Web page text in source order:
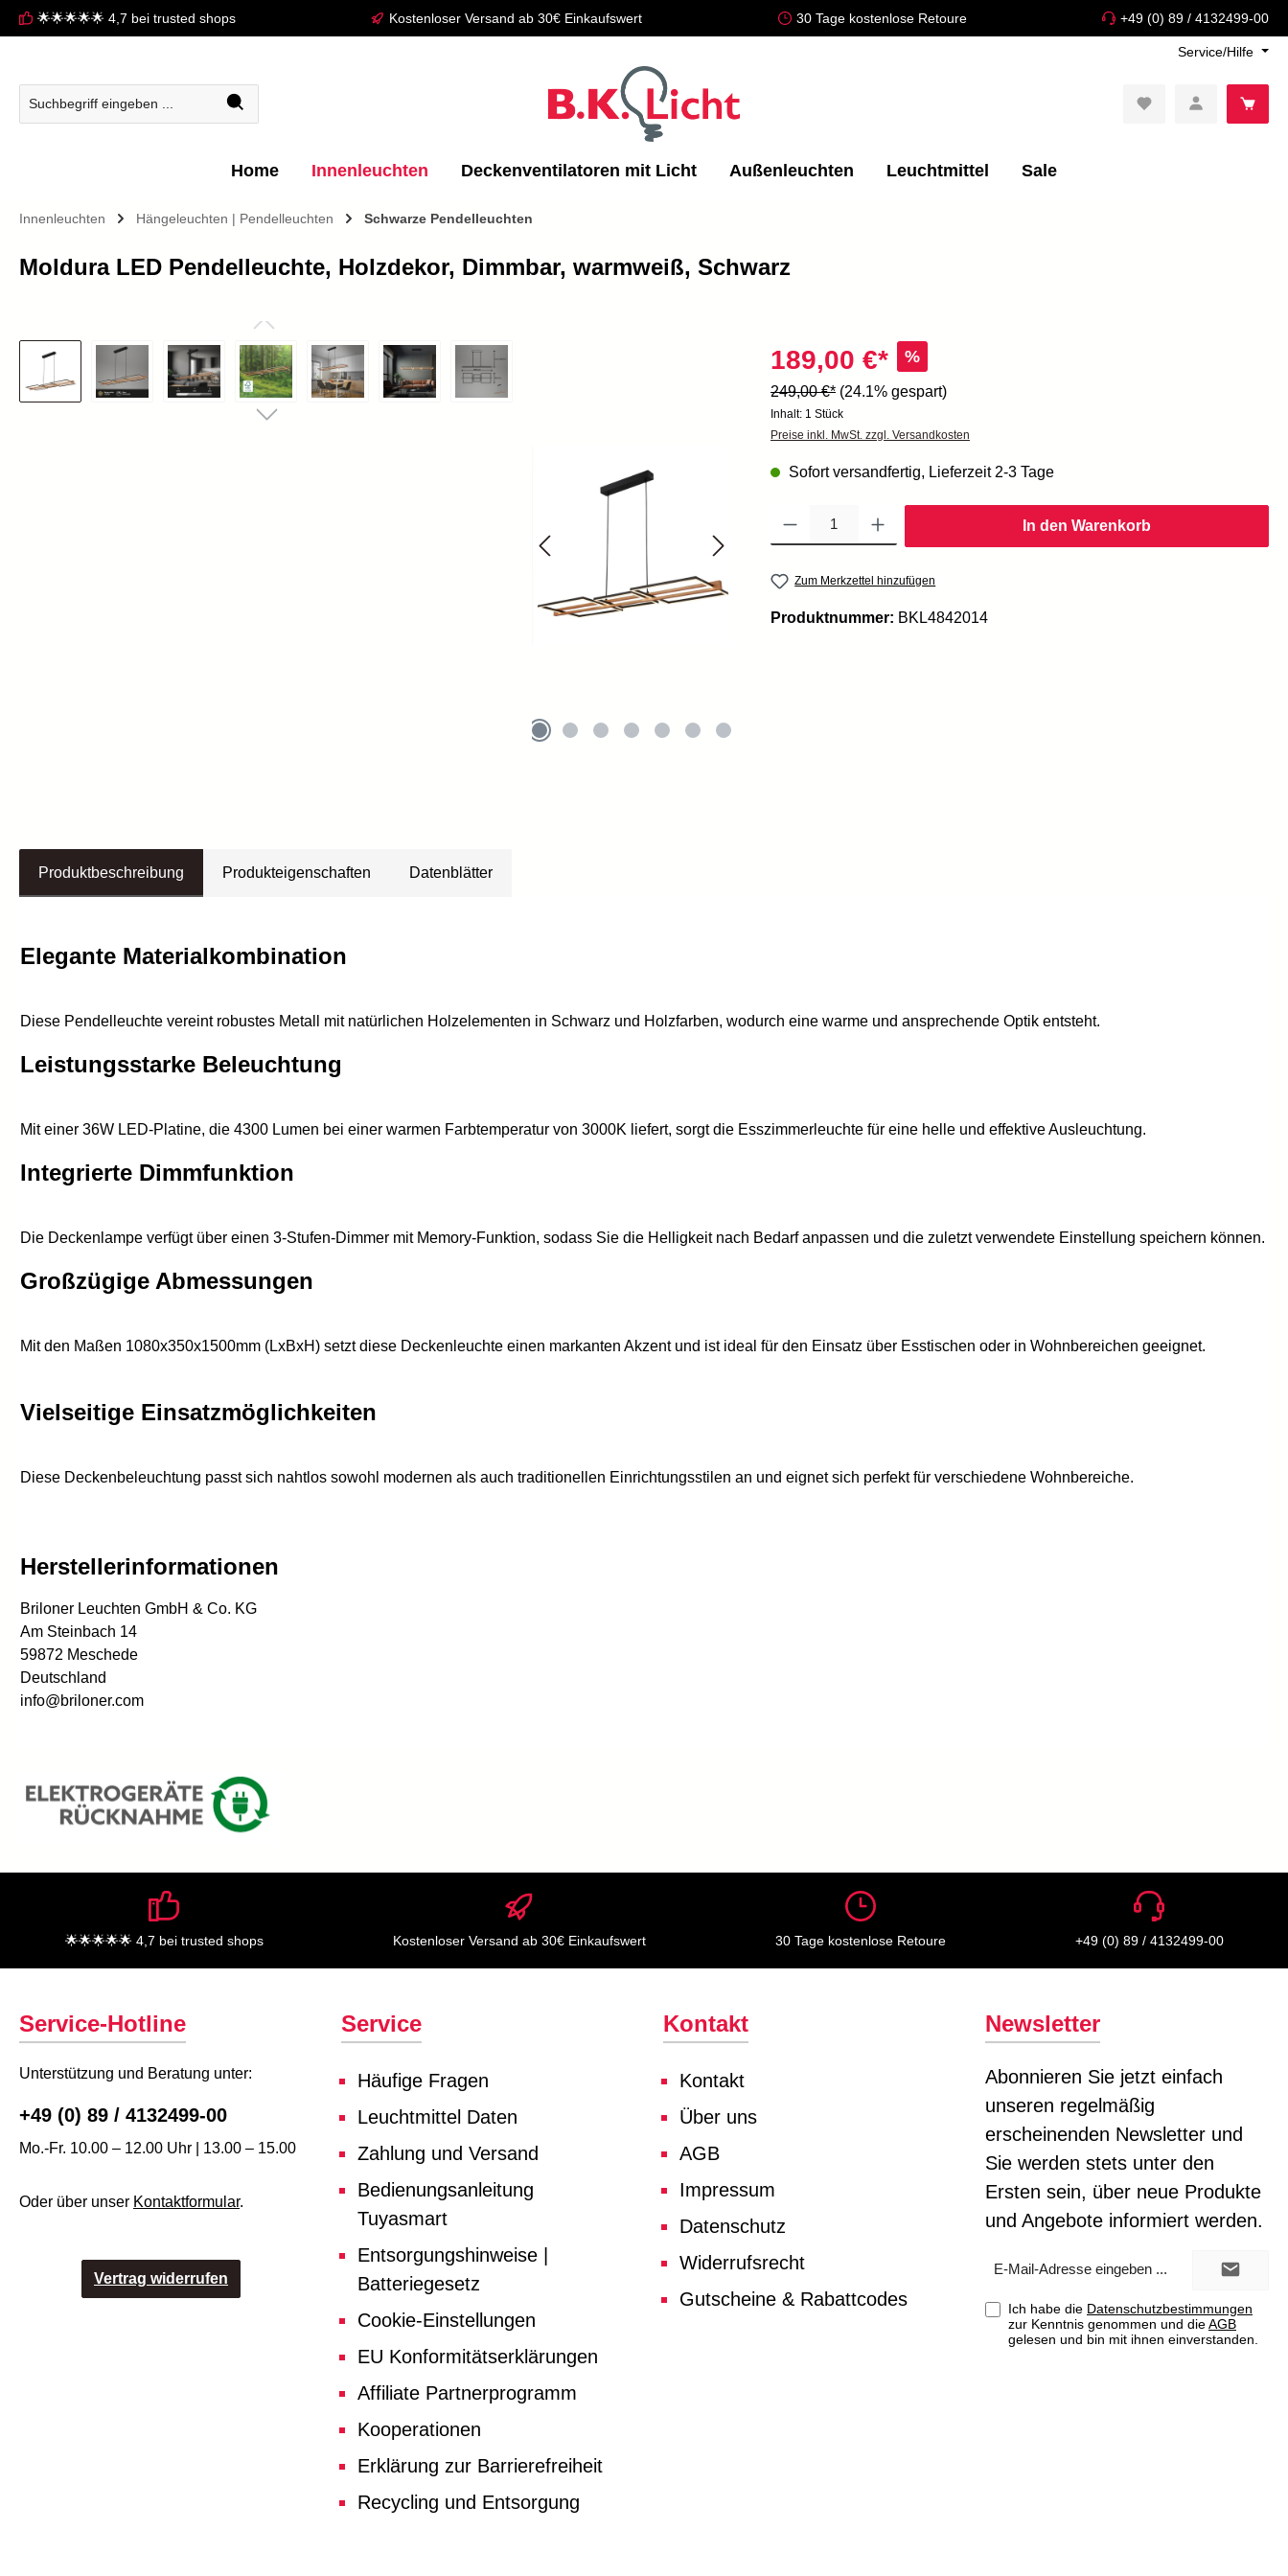
Zur Hauptnavigation springen
🌟🌟🌟🌟🌟 4,7 bei trusted shops Kostenloser Versand ab 30€ Einkaufswert 30 Tage kostenlose Retoure +49 (0) 89 / 4132499-00
Service/Hilfe
Home Innenleuchten Deckenventilatoren mit Licht Außenleuchten Leuchtmittel Sale
Innenleuchten Hängeleuchten | Pendelleuchten Schwarze Pendelleuchten
Moldura LED Pendelleuchte, Holzdekor, Dimmbar, warmweiß, Schwarz
Bildergalerie überspringen 189,00 €* %
249,00 €* (24.1% gespart)
Inhalt: 1 Stück
Preise inkl. MwSt. zzgl. Versandkosten
Sofort versandfertig, Lieferzeit 2-3 Tage
In den Warenkorb
Zum Merkzettel hinzufügen
Produktnummer: BKL4842014
Produktbeschreibung Produkteigenschaften Datenblätter
Elegante Materialkombination
Diese Pendelleuchte vereint robustes Metall mit natürlichen Holzelementen in Schwarz und Holzfarben, wodurch eine warme und ansprechende Optik entsteht.
Leistungsstarke Beleuchtung
Mit einer 36W LED-Platine, die 4300 Lumen bei einer warmen Farbtemperatur von 3000K liefert, sorgt die Esszimmerleuchte für eine helle und effektive Ausleuchtung.
Integrierte Dimmfunktion
Die Deckenlampe verfügt über einen 3-Stufen-Dimmer mit Memory-Funktion, sodass Sie die Helligkeit nach Bedarf anpassen und die zuletzt verwendete Einstellung speichern können.
Großzügige Abmessungen
Mit den Maßen 1080x350x1500mm (LxBxH) setzt diese Deckenleuchte einen markanten Akzent und ist ideal für den Einsatz über Esstischen oder in Wohnbereichen geeignet.
Vielseitige Einsatzmöglichkeiten
Diese Deckenbeleuchtung passt sich nahtlos sowohl modernen als auch traditionellen Einrichtungsstilen an und eignet sich perfekt für verschiedene Wohnbereiche.
Herstellerinformationen
Briloner Leuchten GmbH & Co. KG
Am Steinbach 14
59872 Meschede
Deutschland
info@briloner.com
🌟🌟🌟🌟🌟 4,7 bei trusted shops Kostenloser Versand ab 30€ Einkaufswert 30 Tage kostenlose Retoure +49 (0) 89 / 4132499-00
Service-Hotline
Unterstützung und Beratung unter:
+49 (0) 89 / 4132499-00
Mo.-Fr. 10.00 – 12.00 Uhr | 13.00 – 15.00
Oder über unser Kontaktformular.
Vertrag widerrufen
Service
Häufige Fragen
Leuchtmittel Daten
Zahlung und Versand
Bedienungsanleitung
Tuyasmart
Entsorgungshinweise |
Batteriegesetz
Cookie-Einstellungen
EU Konformitätserklärungen
Affiliate Partnerprogramm
Kooperationen
Erklärung zur Barrierefreiheit
Recycling und Entsorgung
Kontakt
Kontakt
Über uns
AGB
Impressum
Datenschutz
Widerrufsrecht
Gutscheine & Rabattcodes
Newsletter
Abonnieren Sie jetzt einfach
unseren regelmäßig
erscheinenden Newsletter und
Sie werden stets unter den
Ersten sein, über neue Produkte
und Angebote informiert werden.
Mail-
Ich habe die Datenschutzbestimmungen
zur Kenntnis genommen und dieAGB
gelesen und bin mit ihnen einverstanden.